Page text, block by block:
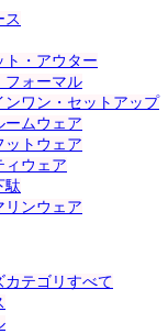
ス
ト・アウター
フォーマル
ンワン・セットアップ
ームウェア
ットウェア
ィウェア
駄
リンウェア
カテゴリすべて